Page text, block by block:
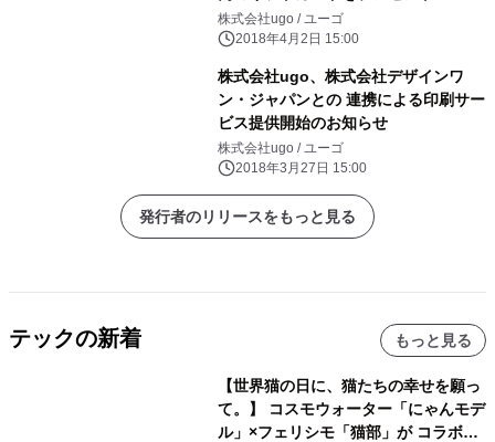
株式会社ugo / ユーゴ
2018年4月2日 15:00
株式会社ugo、株式会社デザインワ
ン・ジャパンとの 連携による印刷サー
ビス提供開始のお知らせ
株式会社ugo / ユーゴ
2018年3月27日 15:00
発行者のリリースをもっと見る
テックの新着 もっと見る
【世界猫の日に、猫たちの幸せを願っ
て。】 コスモウォーター「にゃんモデ
ル」×フェリシモ「猫部」が コラボキ